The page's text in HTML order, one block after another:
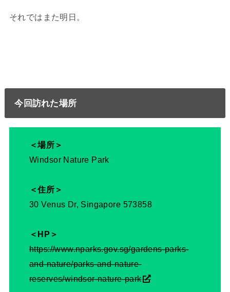
それではまた明日。
今回訪れた場所
＜場所＞
Windsor Nature Park
＜住所＞
30 Venus Dr, Singapore 573858
＜HP＞
https://www.nparks.gov.sg/gardens-parks-
and-nature/parks-and-nature-
reserves/windsor-nature-park